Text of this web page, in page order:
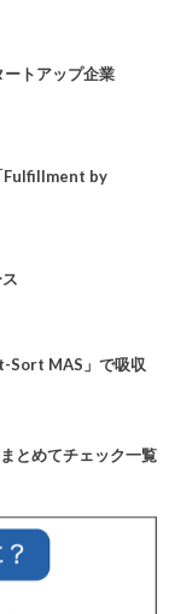
トアップ企業
Fulfillment by
Sort MAS」で吸収
とめてチェック一覧